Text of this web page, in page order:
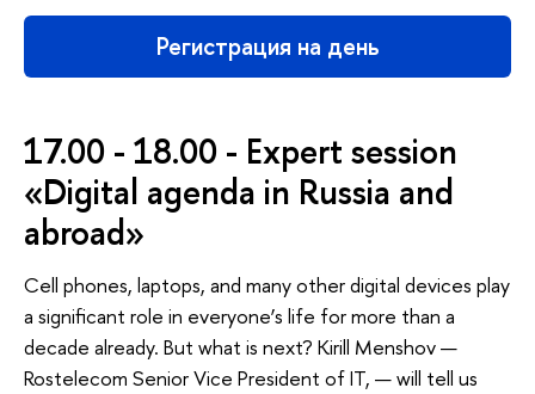
Регистрация на день
17.00 - 18.00 - Expert session
«Digital agenda in Russia and
abroad»
Cell phones, laptops, and many other digital devices play
a significant role in everyone’s life for more than a
decade already. But what is next? Kirill Menshov —
Rostelecom Senior Vice President of IT, — will tell us